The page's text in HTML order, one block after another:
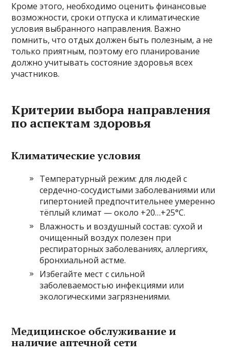
Кроме этого, необходимо оценить финансовые
возможности, сроки отпуска и климатические
условия выбранного направления. Важно
помнить, что отдых должен быть полезным, а не
только приятным, поэтому его планирование
должно учитывать состояние здоровья всех
участников.
Критерии выбора направления
по аспектам здоровья
Климатические условия
Температурный режим: для людей с
сердечно-сосудистыми заболеваниями или
гипертонией предпочтительнее умеренно
тёплый климат — около +20…+25°C.
Влажность и воздушный состав: сухой и
очищенный воздух полезен при
респираторных заболеваниях, аллергиях,
бронхиальной астме.
Избегайте мест с сильной
заболеваемостью инфекциями или
экологическими загрязнениями.
Медицинское обслуживание и
наличие аптечной сети